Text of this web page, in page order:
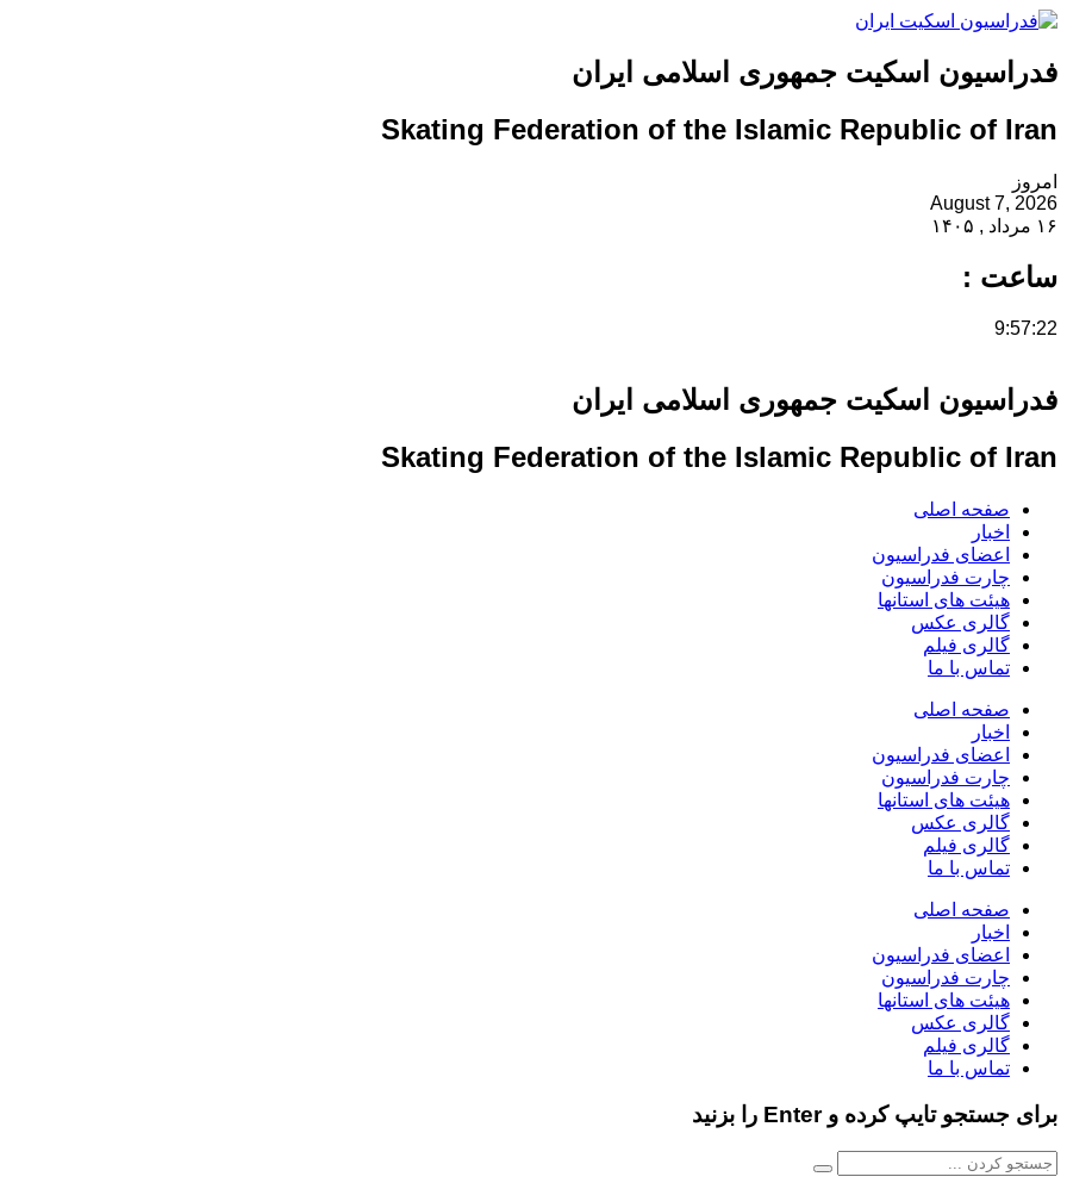
فدراسیون اسکیت جمهوری اسلامی ایران
Skating Federation of the Islamic Republic of Iran
امروز
August 7, 2026
۱۶ مرداد , ۱۴۰۵
ساعت :
9:57:23
فدراسیون اسکیت جمهوری اسلامی ایران
Skating Federation of the Islamic Republic of Iran
صفحه اصلی
اخبار
اعضای فدراسیون
چارت فدراسیون
هیئت های استانها
گالری عکس
گالری فیلم
تماس با ما
صفحه اصلی
اخبار
اعضای فدراسیون
چارت فدراسیون
هیئت های استانها
گالری عکس
گالری فیلم
تماس با ما
صفحه اصلی
اخبار
اعضای فدراسیون
چارت فدراسیون
هیئت های استانها
گالری عکس
گالری فیلم
تماس با ما
برای جستجو تایپ کرده و Enter را بزنید